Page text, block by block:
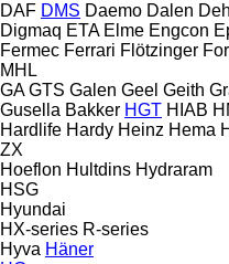
DAF DMS Daemo Dalen
Digmaq ETA Elme Engcon
Fermec Ferrari Flötzinger
MHL
GA GTS Galen Geel Geith
Gusella Bakker HGT HIAB
Hardlife Hardy Heinz Hema
ZX
Hoeflon Hultdins Hydraram
HSG
Hyundai
HX-series R-series
Hyva Häner